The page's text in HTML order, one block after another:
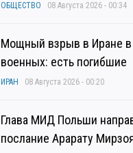
ОБЩЕСТВО 08 Августа 2026 - 00:34
Мощный взрыв в Иране в
военных: есть погибшие
ИРАН 08 Августа 2026 - 00:20
Глава МИД Польши
послание Арарату